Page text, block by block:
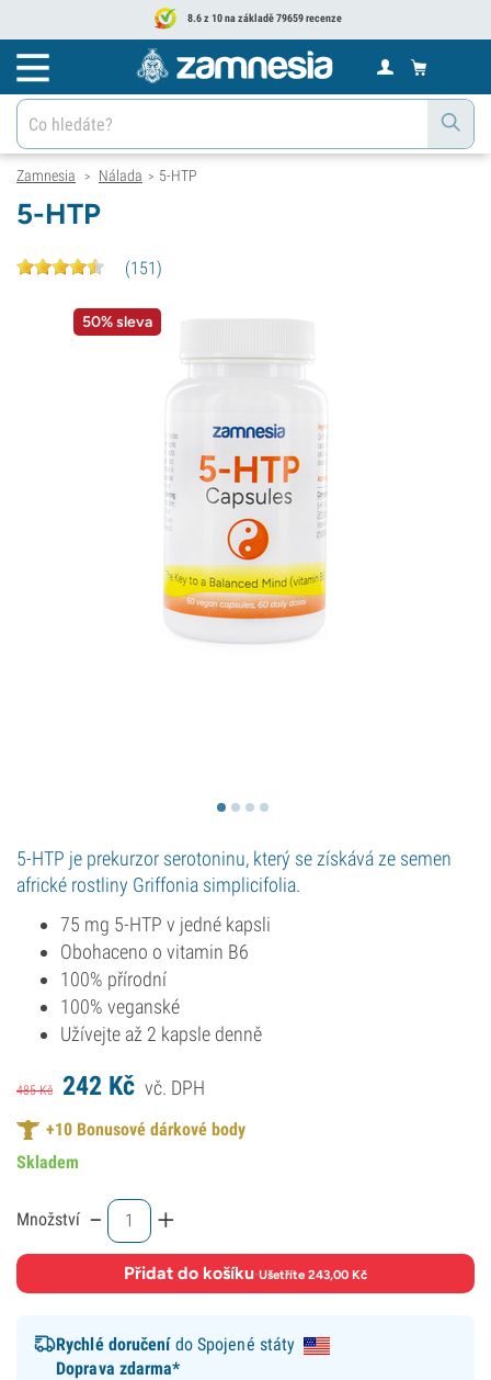
8.6 z 10 na základě 79659 recenze
Zamnesia > Nálada > 5-HTP
5-HTP
(151)
50% sleva
5-HTP je prekurzor serotoninu, který se získává ze semen
africké rostliny Griffonia simplicifolia.
75 mg 5-HTP v jedné kapsli
Obohaceno o vitamin B6
100% přírodní
100% veganské
Užívejte až 2 kapsle denně
485Kč 242 Kč vč. DPH
+10 Bonusové dárkové body
Skladem
Množství - +
Přidat do košíku·Ušetříte 243,00 Kč
Rychlé doručenído Spojené státy
Doprava zdarma*